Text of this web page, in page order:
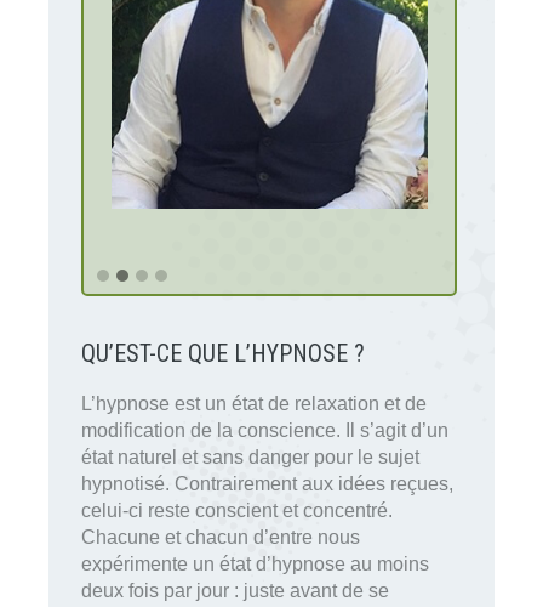
QU’EST-CE QUE L’HYPNOSE ?
L’hypnose est un état de relaxation et de
modification de la conscience. Il s’agit d’un
état naturel et sans danger pour le sujet
hypnotisé. Contrairement aux idées reçues,
celui-ci reste conscient et concentré.
Chacune et chacun d’entre nous
expérimente un état d’hypnose au moins
deux fois par jour : juste avant de se